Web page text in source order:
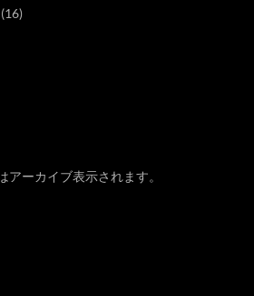
(16)
アーカイブ表示されます。